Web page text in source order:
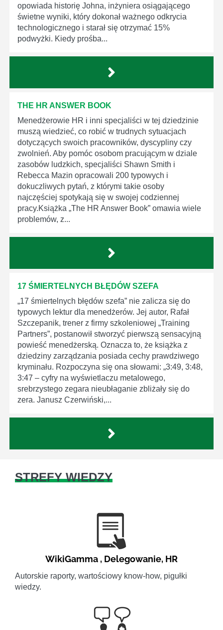
opowiada historię Johna, inżyniera osiągającego
świetne wyniki, który dokonał ważnego odkrycia
technologicznego i starał się otrzymać 15%
podwyżki. Kiedy prośba...
THE HR ANSWER BOOK
Menedżerowie HR i inni specjaliści w tej dziedzinie
muszą wiedzieć, co robić w trudnych sytuacjach
dotyczących swoich pracowników, dyscypliny czy
zwolnień. Aby pomóc osobom pracującym w dziale
zasobów ludzkich, specjaliści Shawn Smith i
Rebecca Mazin opracowali 200 typowych i
dokuczliwych pytań, z którymi takie osoby
najczęściej spotykają się w swojej codziennej
pracy.Książka „The HR Answer Book” omawia wiele
problemów, z...
17 ŚMIERTELNYCH BŁĘDÓW SZEFA
„17 śmiertelnych błędów szefa” nie zalicza się do
typowych lektur dla menedżerów. Jej autor, Rafał
Szczepanik, trener z firmy szkoleniowej „Training
Partners”, postanowił stworzyć pierwszą sensacyjną
powieść menedżerską. Oznacza to, że książka z
dziedziny zarządzania posiada cechy prawdziwego
kryminału. Rozpoczyna się ona słowami: „3:49, 3:48,
3:47 – cyfry na wyświetlaczu metalowego,
srebrzystego zegara nieubłaganie zbliżały się do
zera. Janusz Czerwiński,...
STREFY WIEDZY
WikiGamma , Delegowanie, HR
Autorskie raporty, wartościowy know-how, pigułki
wiedzy.